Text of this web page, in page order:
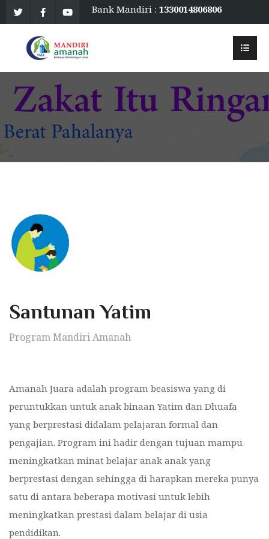
Bank Mandiri : 1330014806806
Santunan Yatim
Program Mandiri Amanah
Amanah Juara adalah program beasiswa yang di
peruntukkan untuk anak binaan Yatim dan Dhuafa
yang berprestasi didalam pelajaran formal dan
pengajian. Program ini hadir dengan tujuan mampu
meningkatkan minat belajar anak anak yang
berprestasi dengan sehingga di harapkan mereka punya
satu di antara beberapa motivasi untuk lebih
meningkatkan prestasi dalam belajar di usia
pendidikan.